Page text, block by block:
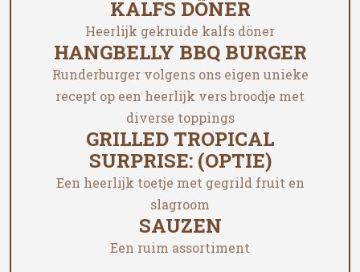
KALFS DÖNER
Heerlijk gekruide kalfs döner
HANGBELLY BBQ BURGER
Runderburger volgens ons eigen unieke
recept op een heerlijk vers broodje met
diverse toppings
GRILLED TROPICAL
SURPRISE: (OPTIE)
Een heerlijk toetje met gegrild fruit en
slagroom
SAUZEN
Een ruim assortiment